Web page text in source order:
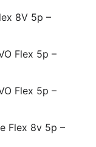
8V 5p –
Flex 5p –
Flex 5p –
Flex 8v 5p –